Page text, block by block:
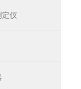
定仪